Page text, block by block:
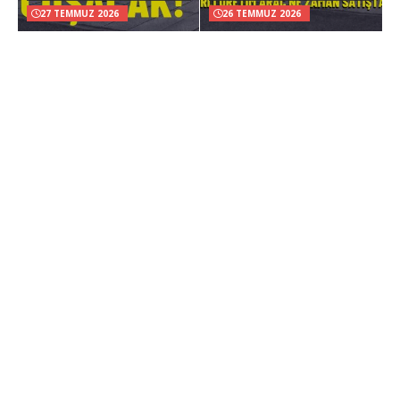
27 TEMMUZ 2026 26 TEMMUZ 2026